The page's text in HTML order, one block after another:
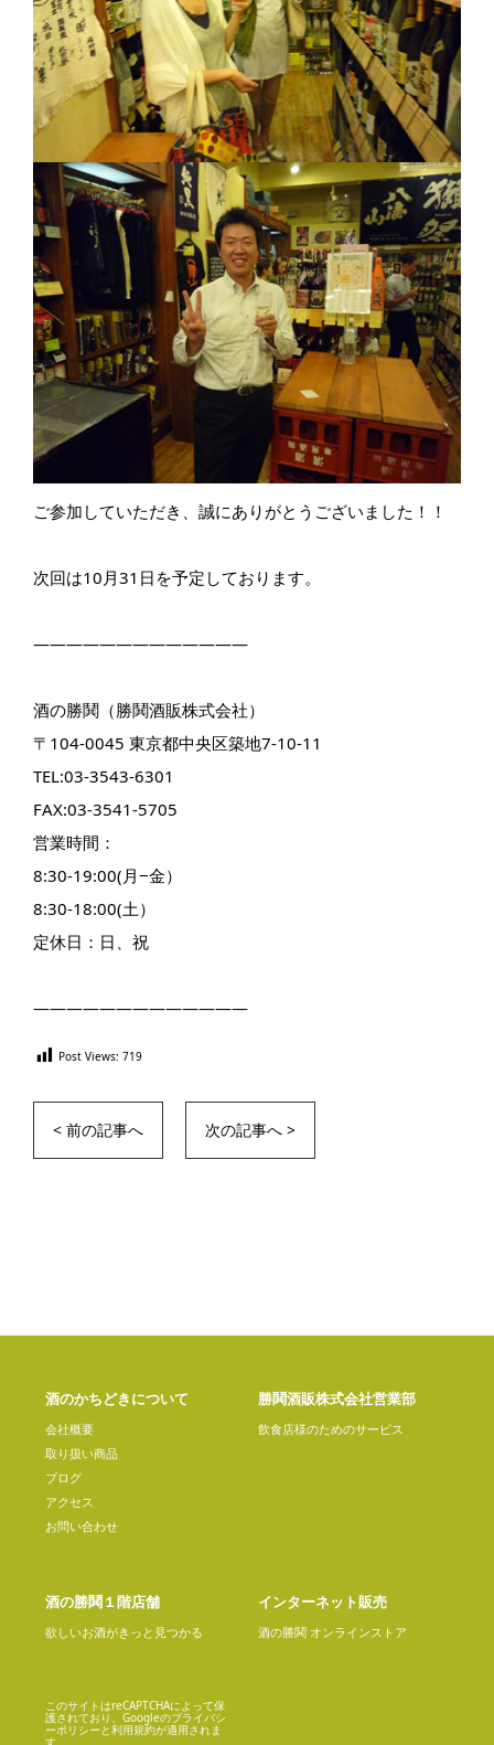
ご参加していただき、誠にありがとうございました！！
次回は10月31日を予定しております。
—————————————
酒の勝鬨（勝鬨酒販株式会社）
〒104-0045 東京都中央区築地7-10-11
TEL:03-3543-6301
FAX:03-3541-5705
営業時間：
8:30-19:00(月−金）
8:30-18:00(土）
定休日：日、祝
—————————————
Post Views: 719
< 前の記事へ 次の記事へ >
酒のかちどきについて
会社概要
取り扱い商品
ブログ
アクセス
お問い合わせ
勝鬨酒販株式会社営業部
飲食店様のためのサービス
酒の勝鬨１階店舗
欲しいお酒がきっと見つかる
インターネット販売
酒の勝鬨 オンラインストア
このサイトはreCAPTCHAによって保
護されており、Googleのプライバシ
ーポリシーと利用規約が適用されま
す。